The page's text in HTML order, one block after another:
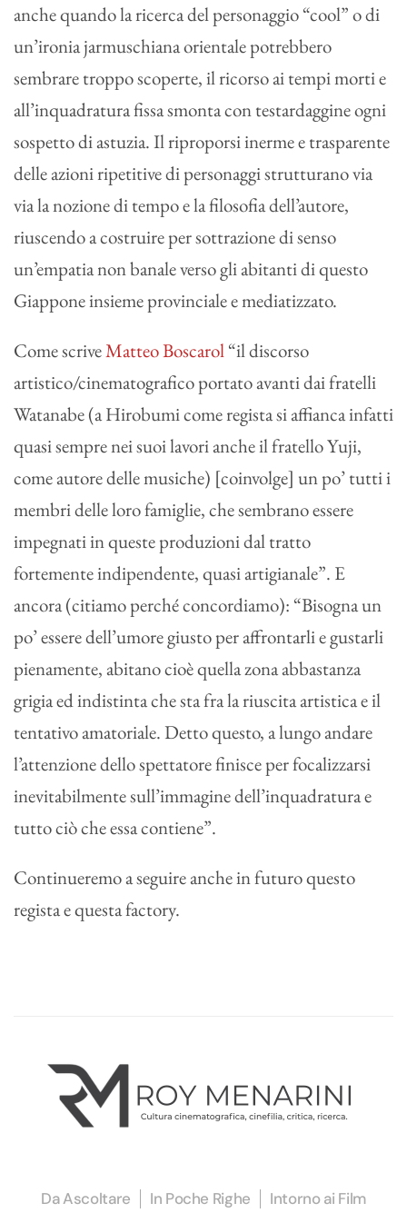
anche quando la ricerca del personaggio “cool” o di
un’ironia jarmuschiana orientale potrebbero
sembrare troppo scoperte, il ricorso ai tempi morti e
all’inquadratura fissa smonta con testardaggine ogni
sospetto di astuzia. Il riproporsi inerme e trasparente
delle azioni ripetitive di personaggi strutturano via
via la nozione di tempo e la filosofia dell’autore,
riuscendo a costruire per sottrazione di senso
un’empatia non banale verso gli abitanti di questo
Giappone insieme provinciale e mediatizzato.
Come scriveMatteo Boscarol“il discorso
artistico/cinematografico portato avanti dai fratelli
Watanabe (a Hirobumi come regista si affianca infatti
quasi sempre nei suoi lavori anche il fratello Yuji,
come autore delle musiche) [coinvolge] un po’ tutti i
membri delle loro famiglie, che sembrano essere
impegnati in queste produzioni dal tratto
fortemente indipendente, quasi artigianale”. E
ancora (citiamo perché concordiamo): “Bisogna un
po’ essere dell’umore giusto per affrontarli e gustarli
pienamente, abitano cioè quella zona abbastanza
grigia ed indistinta che sta fra la riuscita artistica e il
tentativo amatoriale. Detto questo, a lungo andare
l’attenzione dello spettatore finisce per focalizzarsi
inevitabilmente sull’immagine dell’inquadratura e
tutto ciò che essa contiene”.
Continueremo a seguire anche in futuro questo
regista e questa factory.
Da Ascoltare In Poche Righe Intorno ai Film